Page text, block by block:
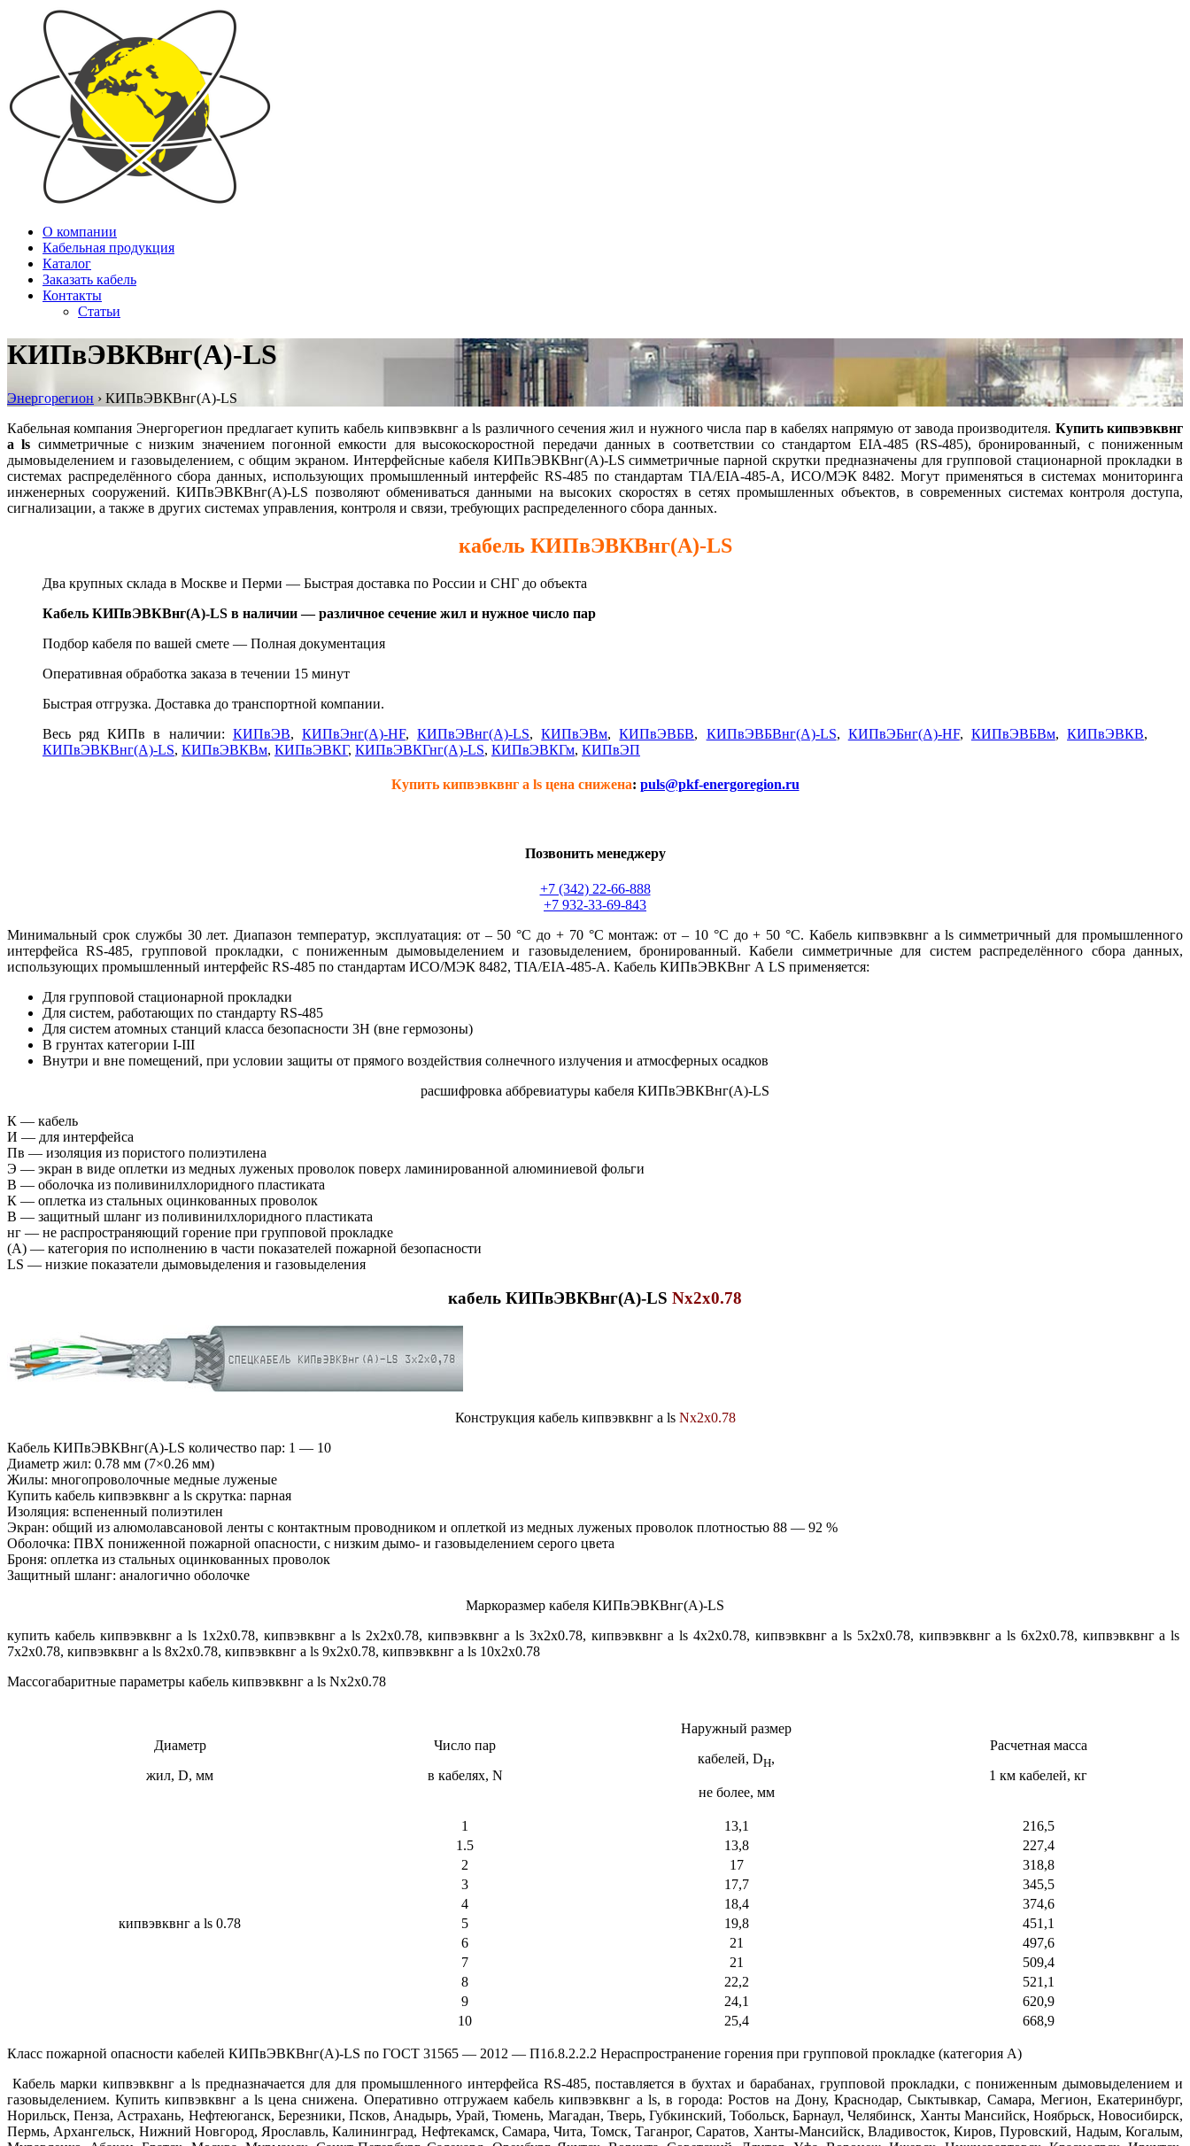
О компании
Кабельная продукция
Каталог
Заказать кабель
Контакты
Статьи
КИПвЭВКВнг(А)-LS
Энергорегион › КИПвЭВКВнг(А)-LS
Кабельная компания Энергорегион предлагает купить кабель кипвэвквнг а ls различного сечения жил и нужного числа пар в кабелях напрямую от завода производителя. Купить кипвэвквнг
а ls симметричные с низким значением погонной емкости для высокоскоростной передачи данных в соответствии со стандартом EIA-485 (RS-485), бронированный, с пониженным
дымовыделением и газовыделением, с общим экраном. Интерфейсные кабеля КИПвЭВКВнг(А)-LS симметричные парной скрутки предназначены для групповой стационарной прокладки в
системах распределённого сбора данных, использующих промышленный интерфейс RS-485 по стандартам TIA/EIA-485-A, ИСО/МЭК 8482. Могут применяться в системах мониторинга
инженерных сооружений. КИПвЭВКВнг(А)-LS позволяют обмениваться данными на высоких скоростях в сетях промышленных объектов, в современных системах контроля доступа,
сигнализации, а также в других системах управления, контроля и связи, требующих распределенного сбора данных.
кабель КИПвЭВКВнг(А)-LS
Два крупных склада в Москве и Перми — Быстрая доставка по России и СНГ до объекта
Кабель КИПвЭВКВнг(А)-LS в наличии — различное сечение жил и нужное число пар
Подбор кабеля по вашей смете — Полная документация
Оперативная обработка заказа в течении 15 минут
Быстрая отгрузка. Доставка до транспортной компании.
Весь ряд КИПв в наличии: КИПвЭВ, КИПвЭнг(А)-HF,КИПвЭВнг(А)-LS,КИПвЭВм,КИПвЭВБВ, КИПвЭВБВнг(А)-LS, КИПвЭБнг(А)-HF, КИПвЭВБВм,КИПвЭВКВ,
КИПвЭВКВнг(А)-LS, КИПвЭВКВм, КИПвЭВКГ, КИПвЭВКГнг(А)-LS, КИПвЭВКГм, КИПвЭП
Купить кипвэвквнг а ls цена снижена: puls@pkf-energoregion.ru
Позвонить менеджеру
+7 (342) 22-66-888
+7 932-33-69-843
Минимальный срок службы 30 лет. Диапазон температур, эксплуатация: от – 50 °С до + 70 °С монтаж: от – 10 °С до + 50 °С. Кабель кипвэвквнг а ls симметричный для промышленного
интерфейса RS-485, групповой прокладки, с пониженным дымовыделением и газовыделением, бронированный. Кабели симметричные для систем распределённого сбора данных,
использующих промышленный интерфейс RS-485 по стандартам ИСО/МЭК 8482, TIA/EIA-485-A. Кабель КИПвЭВКВнг А LS применяется:
Для групповой стационарной прокладки
Для систем, работающих по стандарту RS-485
Для систем атомных станций класса безопасности 3Н (вне гермозоны)
В грунтах категории I-III
Внутри и вне помещений, при условии защиты от прямого воздействия солнечного излучения и атмосферных осадков
расшифровка аббревиатуры кабеля КИПвЭВКВнг(А)-LS
К — кабель
И — для интерфейса
Пв — изоляция из пористого полиэтилена
Э — экран в виде оплетки из медных луженых проволок поверх ламинированной алюминиевой фольги
В — оболочка из поливинилхлоридного пластиката
К — оплетка из стальных оцинкованных проволок
В — защитный шланг из поливинилхлоридного пластиката
нг — не распространяющий горение при групповой прокладке
(А) — категория по исполнению в части показателей пожарной безопасности
LS — низкие показатели дымовыделения и газовыделения
кабель КИПвЭВКВнг(А)-LS Nx2x0.78
Конструкция кабель кипвэвквнг а ls Nx2x0.78
Кабель КИПвЭВКВнг(А)-LS количество пар: 1 — 10
Диаметр жил: 0.78 мм (7×0.26 мм)
Жилы: многопроволочные медные луженые
Купить кабель кипвэвквнг а ls скрутка: парная
Изоляция: вспененный полиэтилен
Экран: общий из алюмолавсановой ленты с контактным проводником и оплеткой из медных луженых проволок плотностью 88 — 92 %
Оболочка: ПВХ пониженной пожарной опасности, с низким дымо- и газовыделением серого цвета
Броня: оплетка из стальных оцинкованных проволок
Защитный шланг: аналогично оболочке
Маркоразмер кабеля КИПвЭВКВнг(А)-LS
купить кабель кипвэвквнг а ls 1х2х0.78, кипвэвквнг а ls 2х2х0.78, кипвэвквнг а ls 3х2х0.78, кипвэвквнг а ls 4х2х0.78, кипвэвквнг а ls 5х2х0.78, кипвэвквнг а ls 6х2х0.78, кипвэвквнг а ls
7х2х0.78, кипвэвквнг а ls 8х2х0.78, кипвэвквнг а ls 9х2х0.78, кипвэвквнг а ls 10х2х0.78
Массогабаритные параметры кабель кипвэвквнг а ls Nx2x0.78
Диаметр
жил, D, мм
Число пар
в кабелях, N
Наружный размер
кабелей, DH,
не более, мм
Расчетная масса
1 км кабелей, кг
кипвэвквнг а ls 0.78
1 13,1
216,5
1.5
13,8
227,4
2
17
318,8
3
17,7
345,5
4
18,4
374,6
5
19,8
451,1
6
21
497,6
7
21
509,4
8
22,2
521,1
9
24,1
620,9
10
25,4 668,9
Класс пожарной опасности кабелей КИПвЭВКВнг(А)-LS по ГОСТ 31565 — 2012 — П1б.8.2.2.2 Нераспространение горения при групповой прокладке (категория А)
Кабель марки кипвэвквнг а ls предназначается для для промышленного интерфейса RS-485, поставляется в бухтах и барабанах, групповой прокладки, с пониженным дымовыделением и
газовыделением. Купить кипвэвквнг а ls цена снижена. Оперативно отгружаем кабель кипвэвквнг а ls, в города: Ростов на Дону, Краснодар, Сыктывкар, Самара, Мегион, Екатеринбург,
Норильск, Пенза, Астрахань, Нефтеюганск, Березники, Псков, Анадырь, Урай, Тюмень, Магадан, Тверь, Губкинский, Тобольск, Барнаул, Челябинск, Ханты Мансийск, Ноябрьск, Новосибирск,
Пермь, Архангельск, Нижний Новгород, Ярославль, Калининград, Нефтекамск, Самара, Чита, Томск, Таганрог, Саратов, Ханты-Мансийск, Владивосток, Киров, Пуровский, Надым, Когалым,